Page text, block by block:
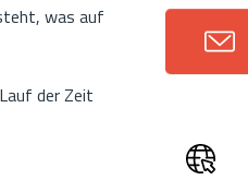
was auf
der Zeit